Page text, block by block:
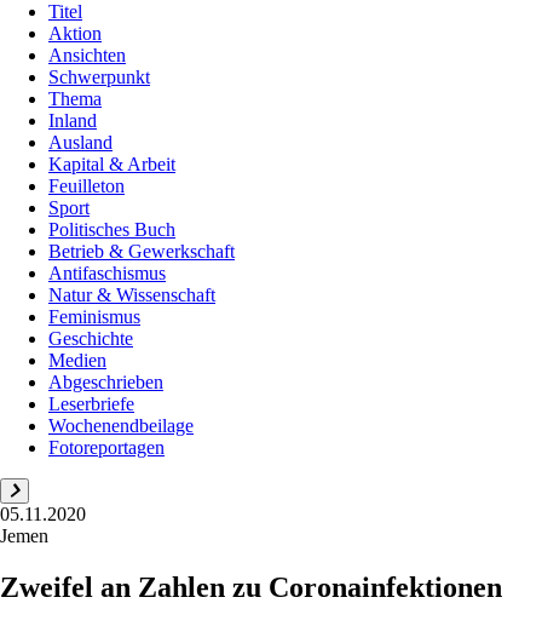
Titel
Aktion
Ansichten
Schwerpunkt
Thema
Inland
Ausland
Kapital & Arbeit
Feuilleton
Sport
Politisches Buch
Betrieb & Gewerkschaft
Antifaschismus
Natur & Wissenschaft
Feminismus
Geschichte
Medien
Abgeschrieben
Leserbriefe
Wochenendbeilage
Fotoreportagen
05.11.2020
Jemen
Zweifel an Zahlen zu Coronainfektionen